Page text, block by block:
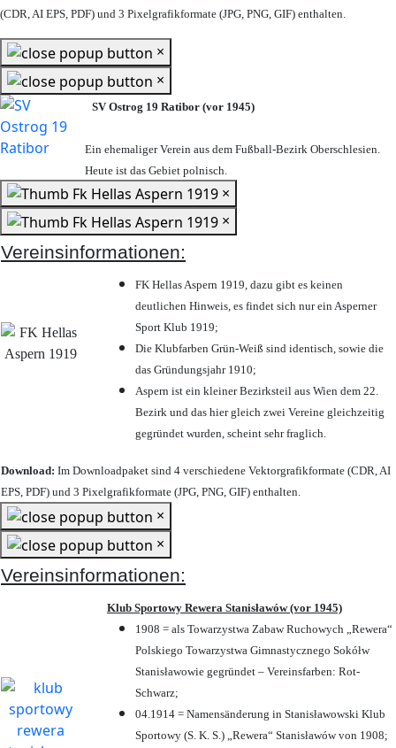
(CDR, AI EPS, PDF) und 3 Pixelgrafikformate (JPG, PNG, GIF) enthalten.
×
×
SV Ostrog 19 Ratibor (vor 1945)
Ein ehemaliger Verein aus dem Fußball-Bezirk Oberschlesien.
Heute ist das Gebiet polnisch.
×
×
Vereinsinformationen:
FK Hellas Aspern 1919, dazu gibt es keinen
deutlichen Hinweis, es findet sich nur ein Asperner
Sport Klub 1919;
Die Klubfarben Grün-Weiß sind identisch, sowie die
das Gründungsjahr 1910;
Aspern ist ein kleiner Bezirksteil aus Wien dem 22.
Bezirk und das hier gleich zwei Vereine gleichzeitig
gegründet wurden, scheint sehr fraglich.
Download: Im Downloadpaket sind 4 verschiedene Vektorgrafikformate (CDR, AI
EPS, PDF) und 3 Pixelgrafikformate (JPG, PNG, GIF) enthalten.
×
×
Vereinsinformationen:
Klub Sportowy Rewera Stanisławów (vor 1945)
1908 = als Towarzystwa Zabaw Ruchowych „Rewera“
Polskiego Towarzystwa Gimnastycznego Sokółw
Stanisławowie gegründet – Vereinsfarben: Rot-
Schwarz;
04.1914 = Namensänderung in Stanisławowski Klub
Sportowy (S. K. S.) „Rewera“ Stanisławów von 1908;